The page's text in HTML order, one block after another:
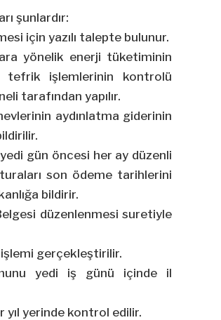
şunlardır:
için yazılı talepte bulunur.
yönelik enerji tüketiminin
tefrik işlemlerinin kontrolü
tarafından yapılır.
aydınlatma giderinin
gün öncesi her ay düzenli
son ödeme tarihlerini
bildirir.
düzenlenmesi suretiyle
gerçekleştirilir.
yedi iş günü içinde il
yıl yerinde kontrol edilir.